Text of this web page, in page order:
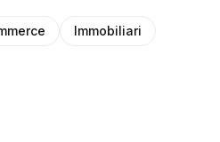
Immobiliari